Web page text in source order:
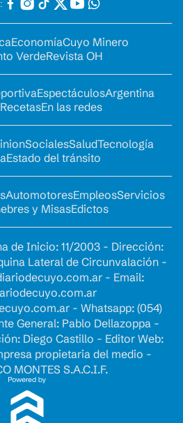
EconomíaCuyo Minero
VerdeRevista OH
EspectáculosArgentina
RecetasEn las redes
SocialesSaludTecnología
Estado del tránsito
AutomotoresEmpleosServicios
y MisasEdictos
de Inicio: 11/2003 - Dirección:
Lateral de Circunvalación -
- Email:
- Whatsapp: (054)
General: Pablo Dellazoppa -
Diego Castillo - Editor Web:
propietaria del medio -
MONTES S.A.C.I.F.